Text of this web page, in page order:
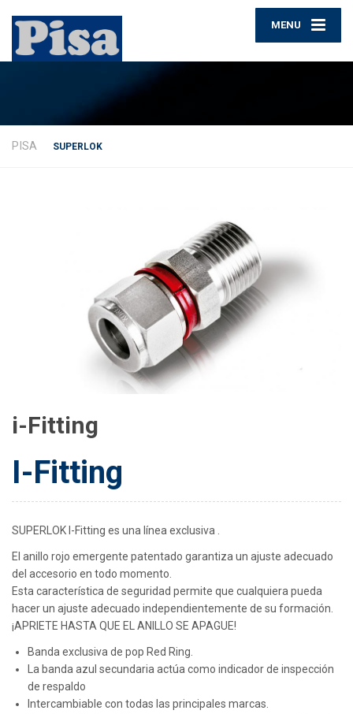
MENU
PISA SUPERLOK
i-Fitting
I-Fitting
SUPERLOK I-Fitting es una línea exclusiva .
El anillo rojo emergente patentado garantiza un ajuste adecuado
del accesorio en todo momento.
Esta característica de seguridad permite que cualquiera pueda
hacer un ajuste adecuado independientemente de su formación.
¡APRIETE HASTA QUE EL ANILLO SE APAGUE!
Banda exclusiva de pop Red Ring.
La banda azul secundaria actúa como indicador de inspección
de respaldo
Intercambiable con todas las principales marcas.